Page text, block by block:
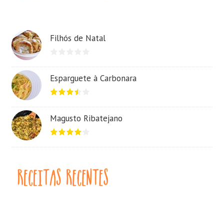
Filhós de Natal
Esparguete à Carbonara
Magusto Ribatejano